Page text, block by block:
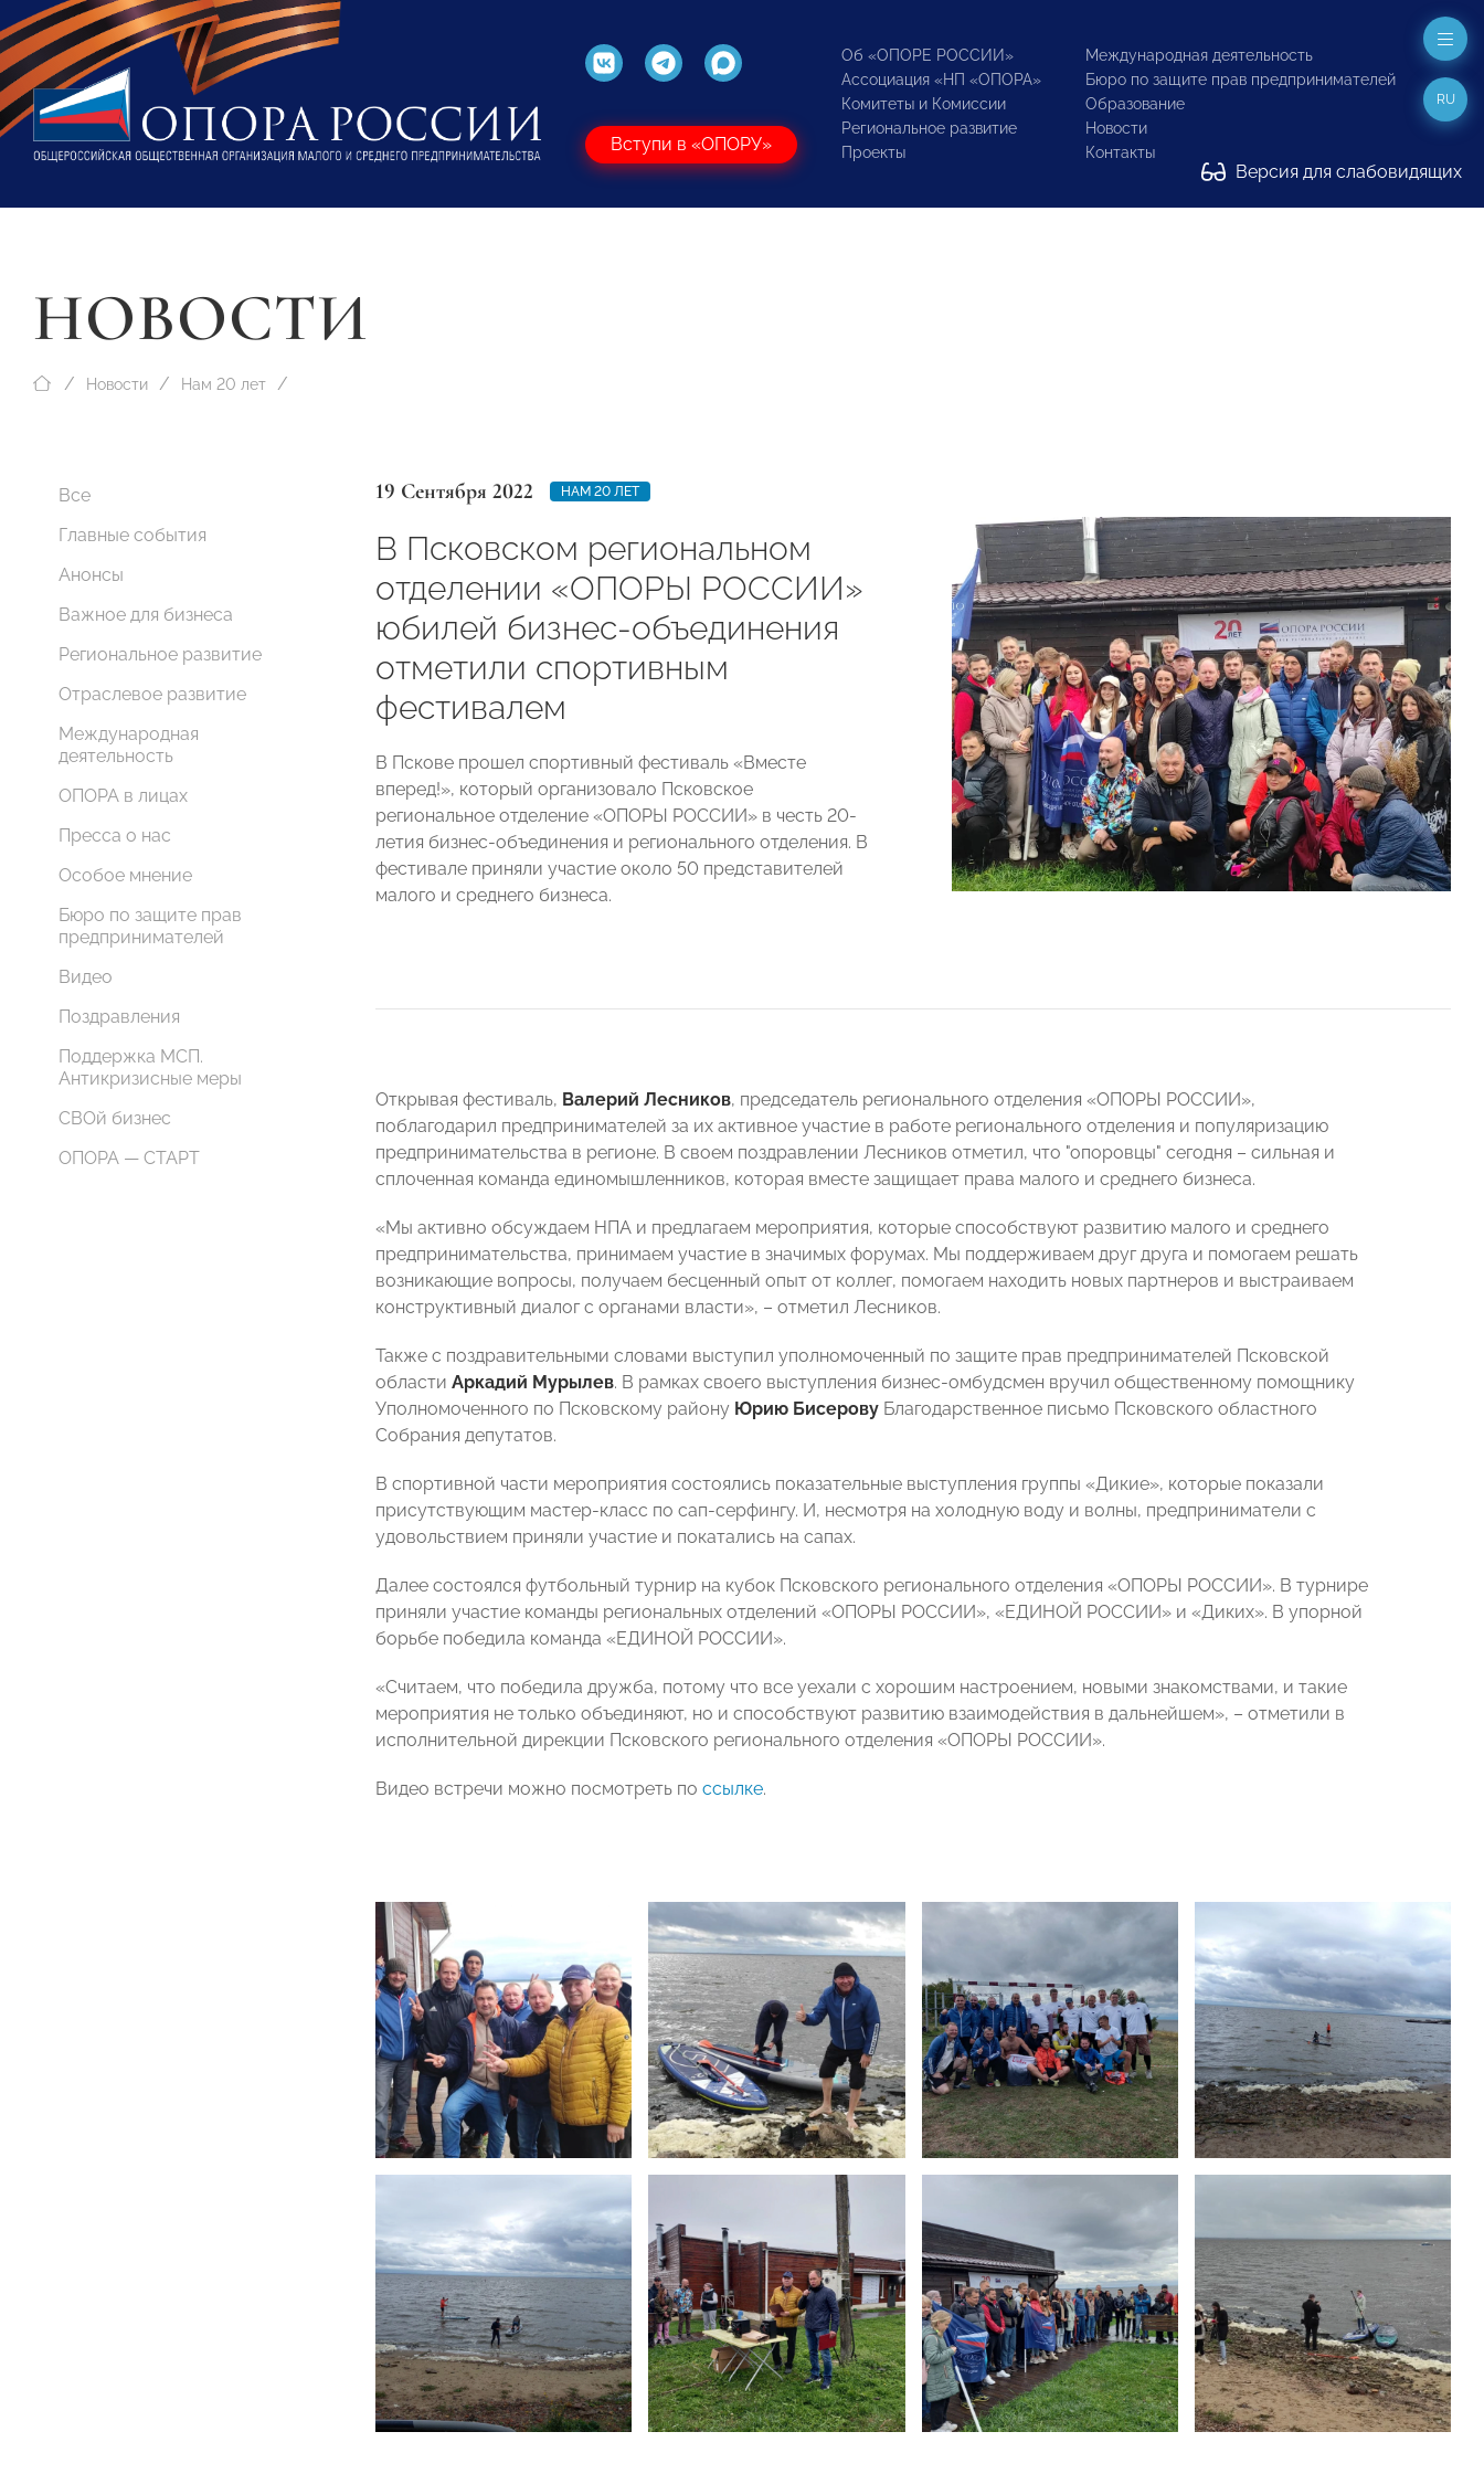
Вступи в «ОПОРУ»
Об «ОПОРЕ РОССИИ»
Ассоциация «НП «ОПОРА»
Комитеты и Комиссии
Региональное развитие
Проекты
Международная деятельность
Бюро по защите прав предпринимателей
Образование
Новости
Контакты
Версия для слабовидящих
RU
НОВОСТИ
Новости Нам 20 лет
Все
Главные события
Анонсы
Важное для бизнеса
Региональное развитие
Отраслевое развитие
Международная
деятельность
ОПОРА в лицах
Пресса о нас
Особое мнение
Бюро по защите прав
предпринимателей
Видео
Поздравления
Поддержка МСП.
Антикризисные меры
СВОй бизнес
ОПОРА — СТАРТ
19 Сентября 2022 НАМ 20 ЛЕТ
В Псковском региональном
отделении «ОПОРЫ РОССИИ»
юбилей бизнес-объединения
отметили спортивным
фестивалем
В Пскове прошел спортивный фестиваль «Вместе
вперед!», который организовало Псковское
региональное отделение «ОПОРЫ РОССИИ» в честь 20-
летия бизнес-объединения и регионального отделения. В
фестивале приняли участие около 50 представителей
малого и среднего бизнеса.
Открывая фестиваль, Валерий Лесников, председатель регионального отделения «ОПОРЫ РОССИИ»,
поблагодарил предпринимателей за их активное участие в работе регионального отделения и популяризацию
предпринимательства в регионе. В своем поздравлении Лесников отметил, что "опоровцы" сегодня – сильная и
сплоченная команда единомышленников, которая вместе защищает права малого и среднего бизнеса.
«Мы активно обсуждаем НПА и предлагаем мероприятия, которые способствуют развитию малого и среднего
предпринимательства, принимаем участие в значимых форумах. Мы поддерживаем друг друга и помогаем решать
возникающие вопросы, получаем бесценный опыт от коллег, помогаем находить новых партнеров и выстраиваем
конструктивный диалог с органами власти», – отметил Лесников.
Также с поздравительными словами выступил уполномоченный по защите прав предпринимателей Псковской
области Аркадий Мурылев. В рамках своего выступления бизнес-омбудсмен вручил общественному помощнику
Уполномоченного по Псковскому району Юрию Бисерову Благодарственное письмо Псковского областного
Собрания депутатов.
В спортивной части мероприятия состоялись показательные выступления группы «Дикие», которые показали
присутствующим мастер-класс по сап-серфингу. И, несмотря на холодную воду и волны, предприниматели с
удовольствием приняли участие и покатались на сапах.
Далее состоялся футбольный турнир на кубок Псковского регионального отделения «ОПОРЫ РОССИИ». В турнире
приняли участие команды региональных отделений «ОПОРЫ РОССИИ», «ЕДИНОЙ РОССИИ» и «Диких». В упорной
борьбе победила команда «ЕДИНОЙ РОССИИ».
«Считаем, что победила дружба, потому что все уехали с хорошим настроением, новыми знакомствами, и такие
мероприятия не только объединяют, но и способствуют развитию взаимодействия в дальнейшем», – отметили в
исполнительной дирекции Псковского регионального отделения «ОПОРЫ РОССИИ».
Видео встречи можно посмотреть по ссылке.